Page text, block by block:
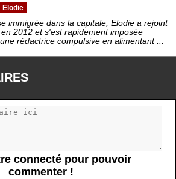
Elodie
immigrée dans la capitale, Elodie a rejoint
2012 et s'est rapidement imposée
rédactrice compulsive en alimentant ...
connecté pour pouvoir
commenter !